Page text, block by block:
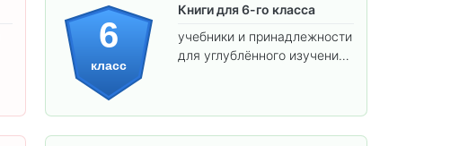
6
класс
Книги для 6-го класса
учебники и принадлежности
для углублённого изучения